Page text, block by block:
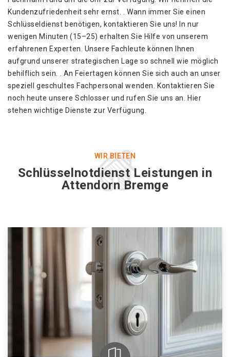
Kundenzufriedenheit sehr ernst. . Wann immer Sie einen
Schlüsseldienst benötigen, kontaktieren Sie uns! In nur
wenigen Minuten (15–25) erhalten Sie Hilfe von unserem
erfahrenen Experten. Unsere Fachleute können Ihnen
aufgrund unserer strategischen Lage so schnell wie möglich
behilflich sein. . An Feiertagen können Sie sich auch an unser
speziell geschultes Fachpersonal wenden. Kontaktieren Sie
noch heute unsere Schlosser und rufen Sie uns an. Hier
stehen wichtige Dienste zur Verfügung.
WIR BIETEN
Schlüsselnotdienst Leistungen in
Attendorn Bremge